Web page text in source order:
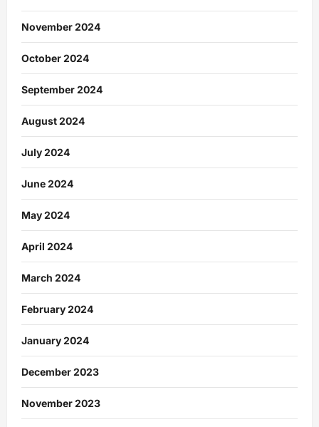
November 2024
October 2024
September 2024
August 2024
July 2024
June 2024
May 2024
April 2024
March 2024
February 2024
January 2024
December 2023
November 2023